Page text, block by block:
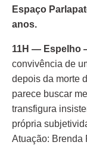
Espaço
anos.
11H — Espelho
convivência de
depois da morte
parece buscar
transfigura
própria
Atuação: Brenda